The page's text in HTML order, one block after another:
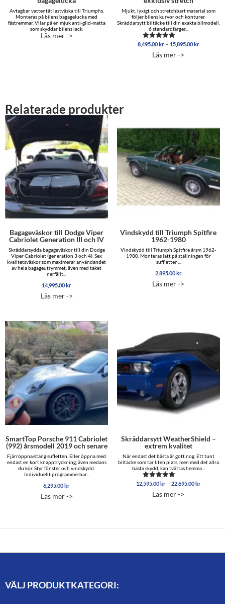
Avtagbar vattentät lastväska till Triumphs.
Monteras på bilens bagagelucka med
fästremmar. Vilar på en mjuk anti-glid-matta
som skyddar bilens lack.
Läs mer ->
Mjukt, lyxigt och stretchbart material som
följer bilens kurvor och konturer.
Skräddarsytt biltäcke till din exakta bilmodell.
6 standardfärger...
Betygsatt
av 5
8,495.00kr – 15,895.00kr
Läs mer ->
Relaterade produkter
Bagageväskor till Dodge Viper
Cabriolet Generation III och IV
Skräddarsydda bagageväskor till din Dodge
Viper Cabriolet (generation 3 och 4). Sex
kvalitetsväskor som maximerar användandet
av hela bagageutrymmet, även med taket
nerfällt...
14,995.00 kr
Läs mer ->
Vindskydd till Triumph Spitfire
1962-1980
Vindskydd till Triumph Spitfire årsm 1962-
1980. Monteras lätt på ställningen för
suffletten...
2,895.00 kr
Läs mer ->
SmartTop Porsche 911 Cabriolet
(992) årsmodell 2019 och senare
Fjärröppna/stäng sufletten. Eller öppna med
endast en kort knapptryckning, även medans
du kör. Styr fönster och vindskydd.
Individuellt programmerbar...
6,295.00kr
Läs mer ->
Skräddarsytt WeatherShield –
extrem kvalitet
När endast det bästa är gott nog. Ett tunt
biltäcke som tar liten plats, men med det allra
bästa skydd, kan tvättas hemma...
Betygsatt
av 5
12,595.00kr – 22,695.00kr
Läs mer ->
VÄLJ PRODUKTKATEGORI: